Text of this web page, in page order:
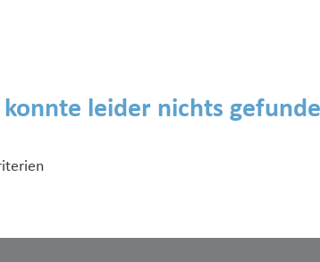
konnte leider nichts